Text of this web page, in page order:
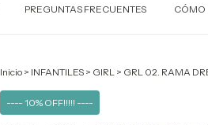
PREGUNTAS FRECUENTES CÓMO
Inicio > INFANTILES > GIRL > GRL 02. RAMA
---- 10% OFF!!!!! ----